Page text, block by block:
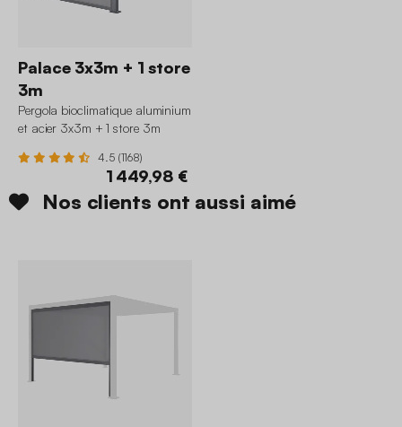
Palace 3x3m + 1 store
3m
Pergola bioclimatique aluminium
et acier 3x3m + 1 store 3m
4.5 (1168)
1 449,98 €
Nos clients ont aussi aimé